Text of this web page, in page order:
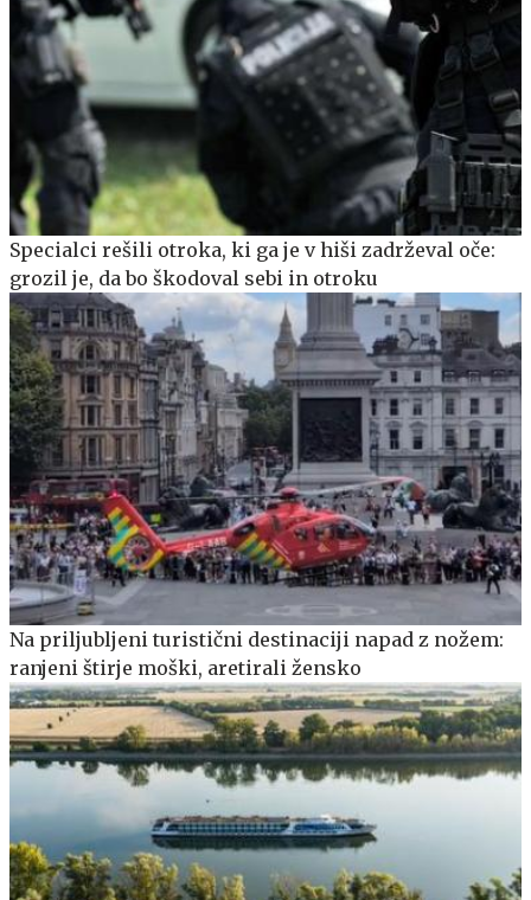
Specialci rešili otroka, ki ga je v hiši zadrževal oče:
grozil je, da bo škodoval sebi in otroku
Na priljubljeni turistični destinaciji napad z nožem:
ranjeni štirje moški, aretirali žensko